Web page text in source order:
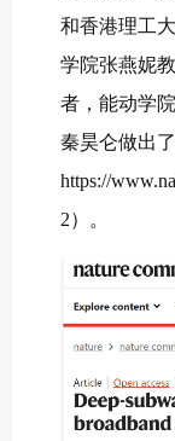
和香港理工
学院张燕妮
者，能动学
秦昊仑做出
https://
2）。